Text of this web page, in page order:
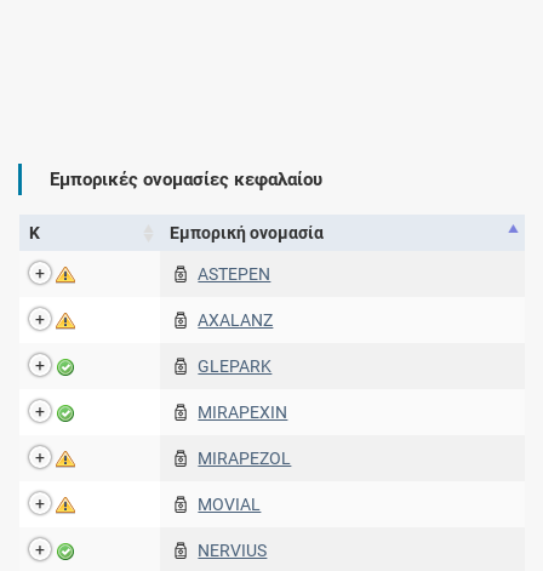
Εμπορικές ονομασίες κεφαλαίου
Κ Εμπορική ονομασία
ASTEPEN
AXALANZ
GLEPARK
MIRAPEXIN
MIRAPEZOL
MOVIAL
NERVIUS